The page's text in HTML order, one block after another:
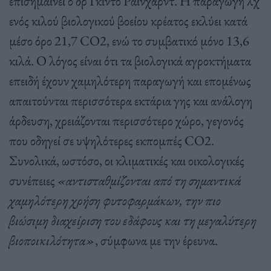
ενός κιλού βιολογικού βοείου κρέατος εκλύει κατά
μέσο όρο 21,7 CO2, ενώ το συμβατικό μόνο 13,6
κιλά. Ο λόγος είναι ότι τα βιολογικά αγροκτήματα
επειδή έχουν χαμηλότερη παραγωγή και επομένως
απαιτούνται περισσότερα εκτάρια γης και ανάλογη
άρδευση, χρειάζονται περισσότερο χώρο, γεγονός
που οδηγεί σε υψηλότερες εκπομπές CO2.
Συνολικά, ωστόσο, οι κλιματικές και οικολογικές
συνέπειες «αντισταθμίζονται από τη σημαντικά
χαμηλότερη χρήση φυτοφαρμάκων, την πιο
βιώσιμη διαχείριση του εδάφους και τη μεγαλύτερη
βιοποικιλότητα», σύμφωνα με την έρευνα.